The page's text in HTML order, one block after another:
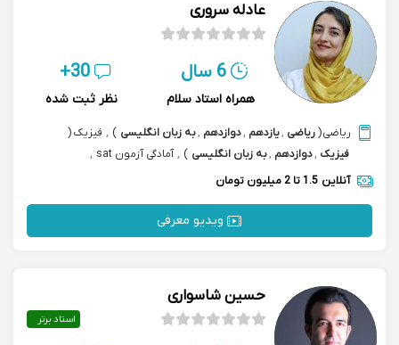
عادله سروری
6 سال
همراه استاد سلام
30+
نظر ثبت شده
ریاضی(ریاضی ,یازدهم ,دوازدهم ,به زبان انگلیسی )
, فیزیک(
فیزیک ,دوازدهم ,به زبان انگلیسی )
, آمادگی آزمون sat
,
نکته و تست کنکور , آمادگی آزمون imat آنلاین 1.5 تا 2 میلیون تومان
ویدیو معرفی
حسین شاسواری
استاد برتر